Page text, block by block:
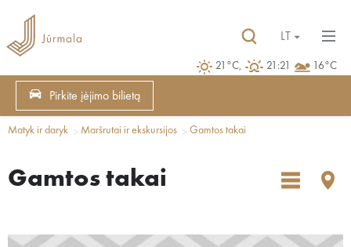
21°C, 21:21 16°C
LT
Pirkite įėjimo bilietą
Matyk ir daryk Maršrutai ir ekskursijos Gamtos takai
Gamtos takai